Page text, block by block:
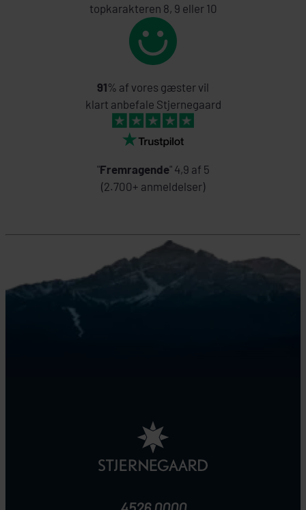
topkarakteren 8, 9 eller 10
91% af vores gæster vil
klart anbefale Stjernegaard
"Fremragende" 4,9 af 5
(2.700+ anmeldelser)